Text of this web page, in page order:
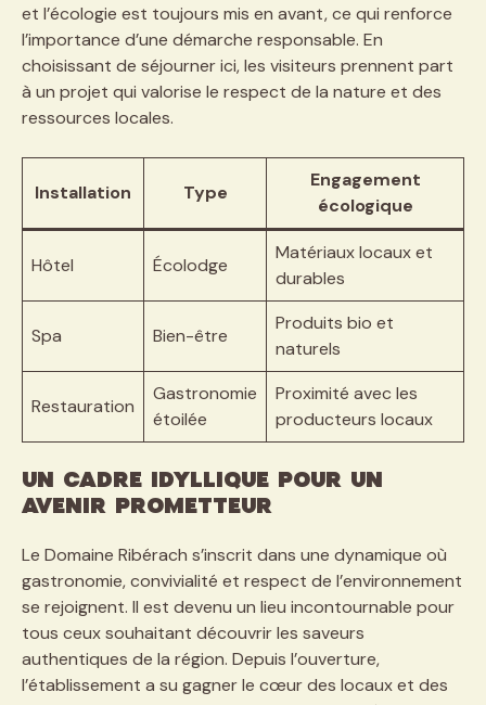
et l’écologie est toujours mis en avant, ce qui renforce
l’importance d’une démarche responsable. En
choisissant de séjourner ici, les visiteurs prennent part
à un projet qui valorise le respect de la nature et des
ressources locales.
Installation Type
Engagement
écologique
Hôtel Écolodge
Matériaux locaux et
durables
Spa Bien-être
Produits bio et
naturels
Restauration
Gastronomie
étoilée
Proximité avec les
producteurs locaux
Un cadre idyllique pour un
avenir prometteur
Le Domaine Ribérach s’inscrit dans une dynamique où
gastronomie, convivialité et respect de l’environnement
se rejoignent. Il est devenu un lieu incontournable pour
tous ceux souhaitant découvrir les saveurs
authentiques de la région. Depuis l’ouverture,
l’établissement a su gagner le cœur des locaux et des